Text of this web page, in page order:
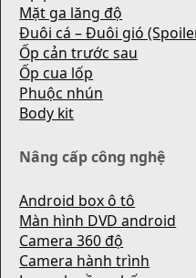
Mặt ga lăng độ
Đuôi cá – Đuôi gió
Ốp cản trước sau
Ốp cua lốp
Phuộc nhún
Body kit
Nâng cấp công nghệ
Android box ô tô
Màn hình DVD android
Camera 360 độ
Camera hành trình